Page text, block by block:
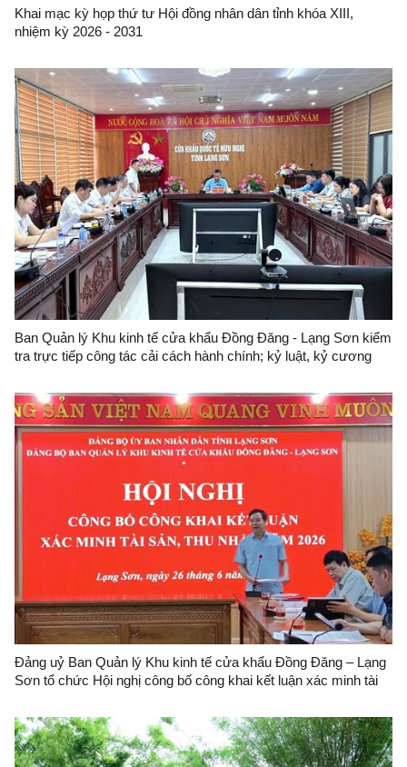
Khai mạc kỳ họp thứ tư Hội đồng nhân dân tỉnh khóa XIII,
nhiệm kỳ 2026 - 2031
Ban Quản lý Khu kinh tế cửa khẩu Đồng Đăng - Lạng Sơn kiểm
tra trực tiếp công tác cải cách hành chính; kỷ luật, kỷ cương
Đảng uỷ Ban Quản lý Khu kinh tế cửa khẩu Đồng Đăng – Lạng
Sơn tổ chức Hội nghị công bố công khai kết luận xác minh tài